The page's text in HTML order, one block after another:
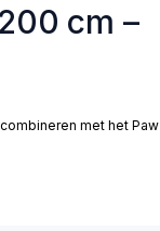
cm –
met het Paw